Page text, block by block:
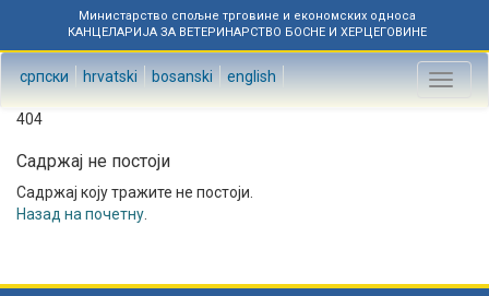
Министарство спољне трговине и економских односа
КАНЦЕЛАРИЈА ЗА ВЕТЕРИНАРСТВО БОСНЕ И ХЕРЦЕГОВИНЕ
српски hrvatski bosanski english
Toggle
404
Садржај не постоји
Садржај коју тражите не постоји.
Назад на почетну